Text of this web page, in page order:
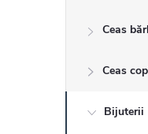
l
Ceas
Ceas
Bijuterii